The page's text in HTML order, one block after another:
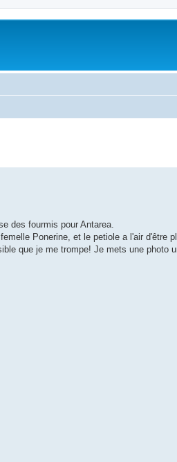
des fourmis pour Antarea.
Ponerine, et le petiole a l'air d'être
que je me trompe! Je mets une photo